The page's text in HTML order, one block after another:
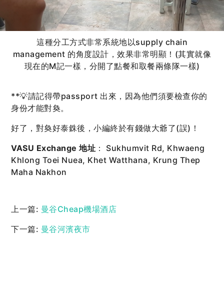
這種分工方式非常系統地以supply chain
management 的角度設計，效果非常明顯！(其實就像
現在的M記一樣，分開了點餐和取餐兩條隊一樣)
**💡請記得帶passport 出來，因為他們須要檢查你的
身份才能對奐。
好了，對奐好泰銖後，小編終於有錢做大爺了(誤)！
VASU Exchange 地址 ： Sukhumvit Rd, Khwaeng
Khlong Toei Nuea, Khet Watthana, Krung Thep
Maha Nakhon
上一篇: 曼谷Cheap機場酒店
下一篇: 曼谷河濱夜市